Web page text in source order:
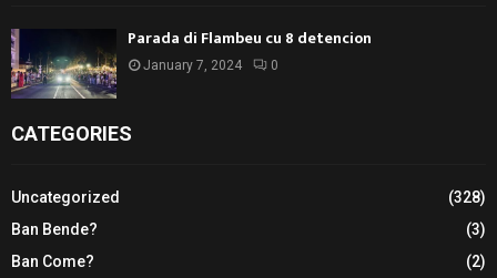
Parada di Flambeu cu 8 detencion
January 7, 2024 0
CATEGORIES
Uncategorized
(328)
Ban Bende?
(3)
Ban Come?
(2)